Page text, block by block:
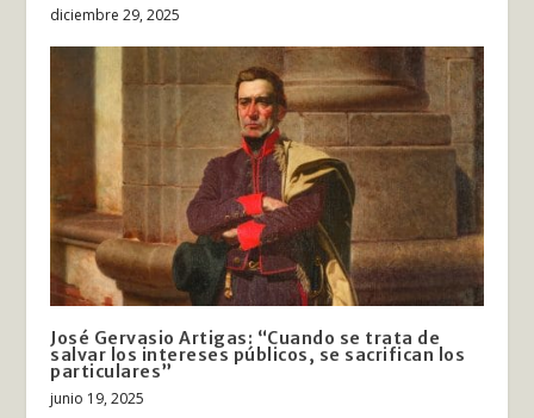
diciembre 29, 2025
José Gervasio Artigas: “Cuando se trata de
salvar los intereses públicos, se sacrifican los
particulares”
junio 19, 2025